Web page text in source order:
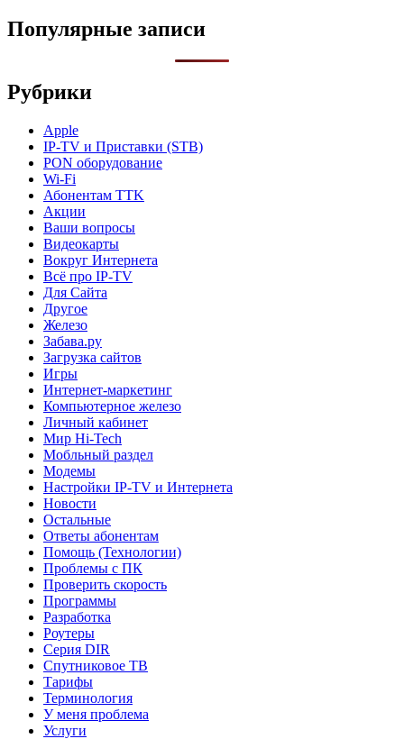
Популярные записи
Рубрики
Apple
IP-TV и Приставки (STB)
PON оборудование
Wi-Fi
Абонентам TTK
Акции
Ваши вопросы
Видеокарты
Вокруг Интернета
Всё про IP-TV
Для Сайта
Другое
Железо
Забава.ру
Загрузка сайтов
Игры
Интернет-маркетинг
Компьютерное железо
Личный кабинет
Мир Hi-Tech
Мобльный раздел
Модемы
Настройки IP-TV и Интернета
Новости
Остальные
Ответы абонентам
Помощь (Технологии)
Проблемы с ПК
Проверить скорость
Программы
Разработка
Роутеры
Серия DIR
Спутниковое ТВ
Тарифы
Терминология
У меня проблема
Услуги